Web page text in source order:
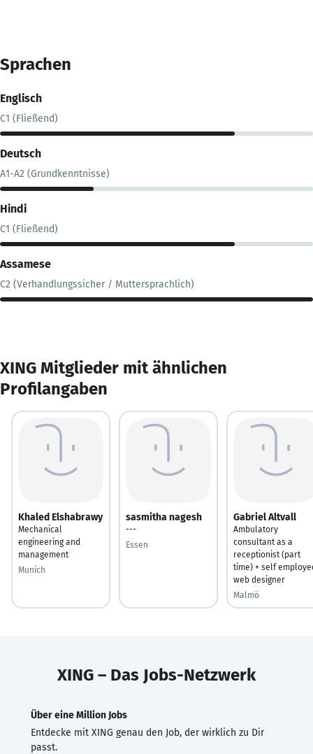
Sprachen
Englisch
C1 (Fließend)
Deutsch
A1-A2 (Grundkenntnisse)
Hindi
C1 (Fließend)
Assamese
C2 (Verhandlungssicher / Muttersprachlich)
XING Mitglieder mit ähnlichen
Profilangaben
Khaled Elshabrawy
Mechanical
engineering and
management
Munich
sasmitha nagesh
---
Essen
Gabriel Altvall
Ambulatory
consultant as a
receptionist (part
time) + self
web designer
Malmö
XING – Das Jobs-Netzwerk
Über eine Million Jobs
Entdecke mit XING genau den Job, der wirklich zu Dir
passt.